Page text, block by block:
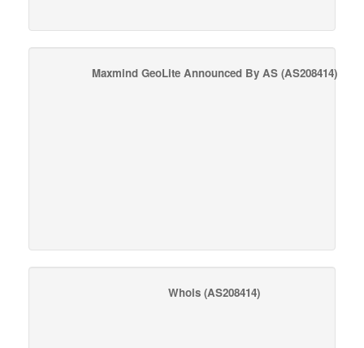
Maxmind GeoLite Announced By AS(AS208414)
Whois (AS208414)